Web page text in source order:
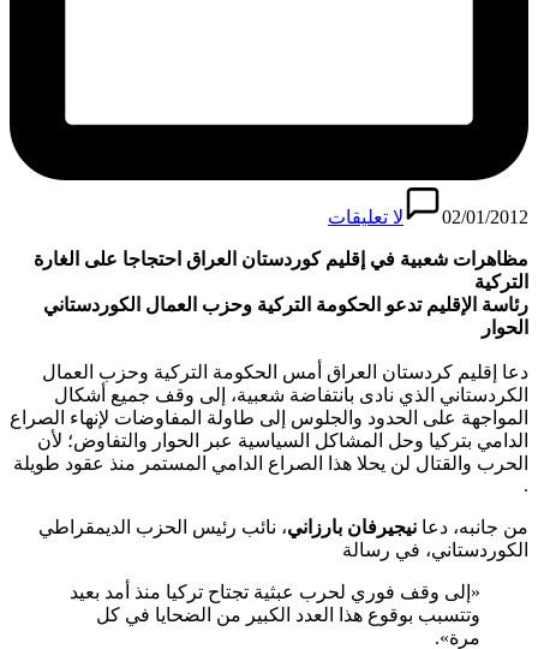
02/01/2012 لا تعليقات
مظاهرات شعبية في إقليم كوردستان العراق احتجاجا على الغارة
التركية
رئاسة الإقليم تدعو الحكومة التركية وحزب العمال الكوردستاني
الحوار
دعا إقليم كردستان العراق أمس الحكومة التركية وحزب العمال
الكردستاني الذي نادى بانتفاضة شعبية، إلى وقف جميع أشكال
المواجهة على الحدود والجلوس إلى طاولة المفاوضات لإنهاء الصراع
الدامي بتركيا وحل المشاكل السياسية عبر الحوار والتفاوض؛ لأن
الحرب والقتال لن يحلا هذا الصراع الدامي المستمر منذ عقود طويلة
.
من جانبه، دعا نيجيرفان بارزاني، نائب رئيس الحزب الديمقراطي
الكوردستاني، في رسالة
«إلى وقف فوري لحرب عبثية تجتاح تركيا منذ أمد بعيد
وتتسبب بوقوع هذا العدد الكبير من الضحايا في كل
مرة».